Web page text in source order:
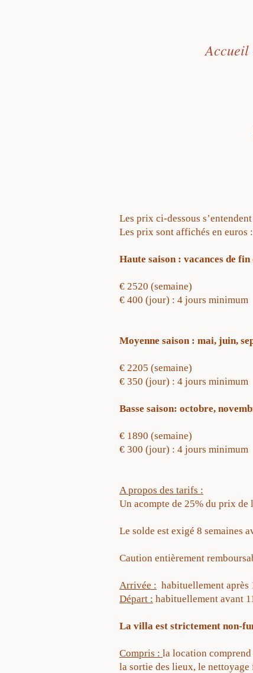
Les prix ci-dessous
Les prix sont affichés en euros
Haute saison : vacances de
€ 2520 (semaine)
€ 400 (jour) : 4 jours minimum
Moyenne saison : mai, juin,
€ 2205 (semaine)
€ 350 (jour) : 4 jours minimum
Basse saison: octobre,
€ 1890 (semaine)
€ 300 (jour) : 4 jours minimum
A propos des tarifs :
Un acompte de 25% du prix
Le solde est exigé 8 semaines
Caution entièrement
Arrivée : habituellement
Départ : habituellement avant
La villa est strictement non-
Compris : la location
la sortie des lieux, le nettoyage